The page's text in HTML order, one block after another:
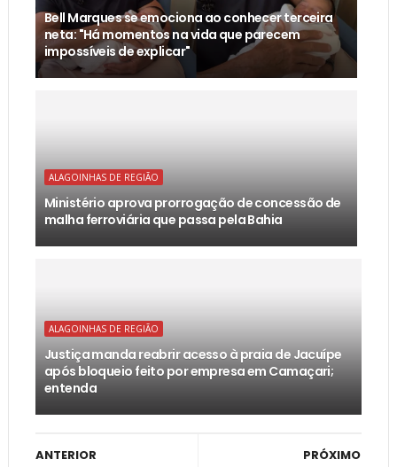
Bell Marques se emociona ao conhecer terceira
neta: "Há momentos na vida que parecem
impossíveis de explicar"
ALAGOINHAS DE REGIÃO
Ministério aprova prorrogação de concessão de
malha ferroviária que passa pela Bahia
ALAGOINHAS DE REGIÃO
Justiça manda reabrir acesso à praia de Jacuípe
após bloqueio feito por empresa em Camaçari;
entenda
PRÓXIMO
ANTERIOR